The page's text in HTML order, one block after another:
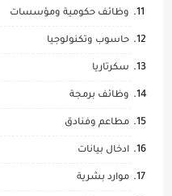
وظائف حكومية ومؤسسات
حاسوب وتكنولوجيا
سكرتاريا
وظائف برمجة
مطاعم وفنادق
ادخال بيانات
موارد بشرية